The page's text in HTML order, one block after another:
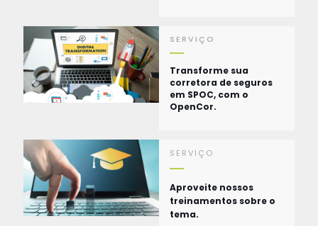
SERVIÇO
Transforme sua
corretora de seguros
em SPOC, com o
OpenCor.
SERVIÇO
Aproveite nossos
treinamentos sobre o
tema.